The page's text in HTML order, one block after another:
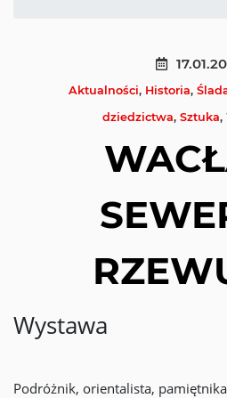
Aktualności, Historia,
dziedzictwa, Sztuka,
Wystawa
Podróżnik, orientalista,